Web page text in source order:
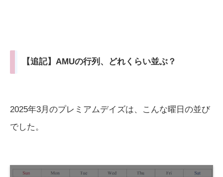
【追記】AMUの行列、どれくらい並ぶ？
2025年3月のプレミアムデイズは、こんな曜日の並び
でした。